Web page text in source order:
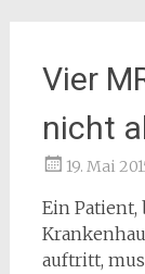
Vier
nicht
19. Mai
Ein Patient,
auftritt,